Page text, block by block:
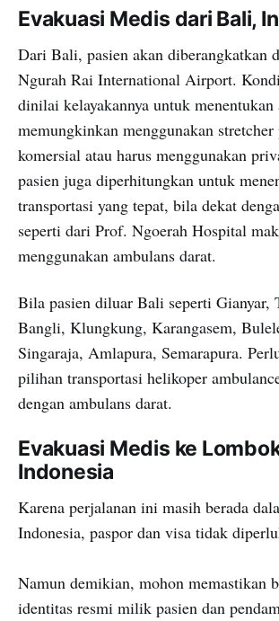
Evakuasi Medis dari Bali,
Dari Bali, pasien akan diberangkatkan
Ngurah Rai International Airport.
dinilai kelayakannya untuk menentukan
memungkinkan menggunakan stretcher
komersial atau harus menggunakan
pasien juga diperhitungkan untuk
transportasi yang tepat, bila dekat
seperti dari Prof. Ngoerah Hospital
menggunakan ambulans darat.
Bila pasien diluar Bali seperti Gianyar,
Bangli, Klungkung, Karangasem,
Singaraja, Amlapura, Semarapura.
pilihan transportasi helikoper
dengan ambulans darat.
Evakuasi Medis ke
Indonesia
Karena perjalanan ini masih berada
Indonesia, paspor dan visa tidak
Namun demikian, mohon memastikan
identitas resmi milik pasien dan